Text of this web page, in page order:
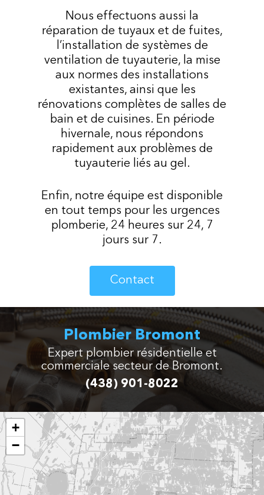
Nous effectuons aussi la
réparation de tuyaux et de fuites,
l’installation de systèmes de
ventilation de tuyauterie, la mise
aux normes des installations
existantes, ainsi que les
rénovations complètes de salles de
bain et de cuisines. En période
hivernale, nous répondons
rapidement aux problèmes de
tuyauterie liés au gel.
Enfin, notre équipe est disponible
en tout temps pour les urgences
plomberie, 24 heures sur 24, 7
jours sur 7.
Contact
Plombier Bromont
Expert plombier résidentielle et
commerciale secteur de Bromont.
(438) 901-8022
+
−